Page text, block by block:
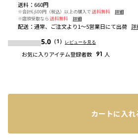
送料 ： 660円
※合計6,600円（税込）以上の購入で 送料無料
詳細
※店頭受取なら 送料無料 詳細
配送 ： 通常、ご注文より1～5営業日にて出荷 詳
5.0 （1） レビューを見る
お気に入りアイテム登録者数 91 人
カートに入れ